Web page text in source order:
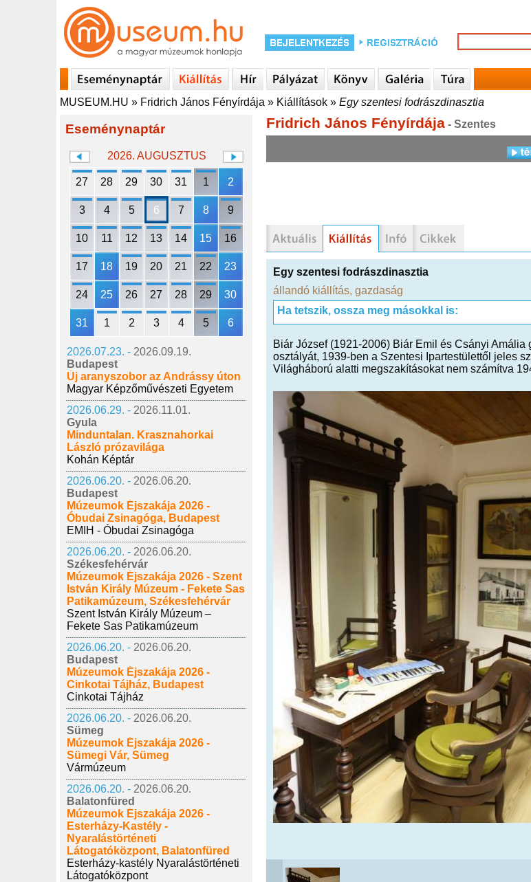
MUSEUM.HU » Fridrich János Fényírdája » Kiállítások » Egy szentesi fodrászdinasztia
Eseménynaptár
2026. AUGUSZTUS
27 28 29 30 31 1 2
3 4 5 6 7 8 9
10 11 12 13 14 15 16
17 18 19 20 21 22 23
24 25 26 27 28 29 30
31 1 2 3 4 5 6
2026.07.23. - 2026.09.19.
Budapest
Új aranyszobor az Andrássy úton
Magyar Képzőművészeti Egyetem
2026.06.29. - 2026.11.01.
Gyula
Minduntalan. Krasznahorkai
László prózavilága
Kohán Képtár
2026.06.20. - 2026.06.20.
Budapest
Múzeumok Éjszakája 2026 -
Óbudai Zsinagóga, Budapest
EMIH - Óbudai Zsinagóga
2026.06.20. - 2026.06.20.
Székesfehérvár
Múzeumok Éjszakája 2026 - Szent
István Király Múzeum - Fekete Sas
Patikamúzeum, Székesfehérvár
Szent István Király Múzeum –
Fekete Sas Patikamúzeum
2026.06.20. - 2026.06.20.
Budapest
Múzeumok Éjszakája 2026 -
Cinkotai Tájház, Budapest
Cinkotai Tájház
2026.06.20. - 2026.06.20.
Sümeg
Múzeumok Éjszakája 2026 -
Sümegi Vár, Sümeg
Vármúzeum
2026.06.20. - 2026.06.20.
Balatonfüred
Múzeumok Éjszakája 2026 -
Esterházy-Kastély -
Nyaralástörténeti
Látogatóközpont, Balatonfüred
Esterházy-kastély Nyaralástörténeti
Látogatóközpont
Fridrich János Fényírdája - Szentes
Egy szentesi fodrászdinasztia
állandó kiállítás, gazdaság
Ha tetszik, ossza meg másokkal is:
Biár József (1921-2006) Biár Emil és Csányi
osztályát, 1939-ben a Szentesi Ipartestülettől jeles
Világháború alatti megszakításokat nem számítva